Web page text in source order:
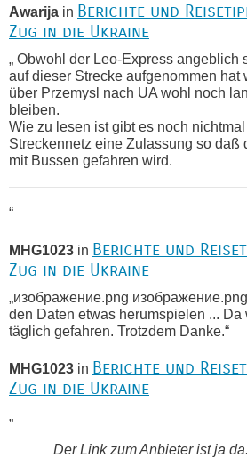
Awarija in Berichte und
Zug in die Ukraine
„ Obwohl der Leo-Express angeblich
auf dieser Strecke aufgenommen hat
über Przemysl nach UA wohl noch
bleiben.
Wie zu lesen ist gibt es noch
Streckennetz eine Zulassung so daß
mit Bussen gefahren wird.
“
MHG1023 in Berichte und
Zug in die Ukraine
„изображение.png
den Daten etwas herumspielen ...
täglich gefahren. Trotzdem Danke.“
MHG1023 in Berichte und
Zug in die Ukraine
„
Der Link zum Anbieter ist ja da.